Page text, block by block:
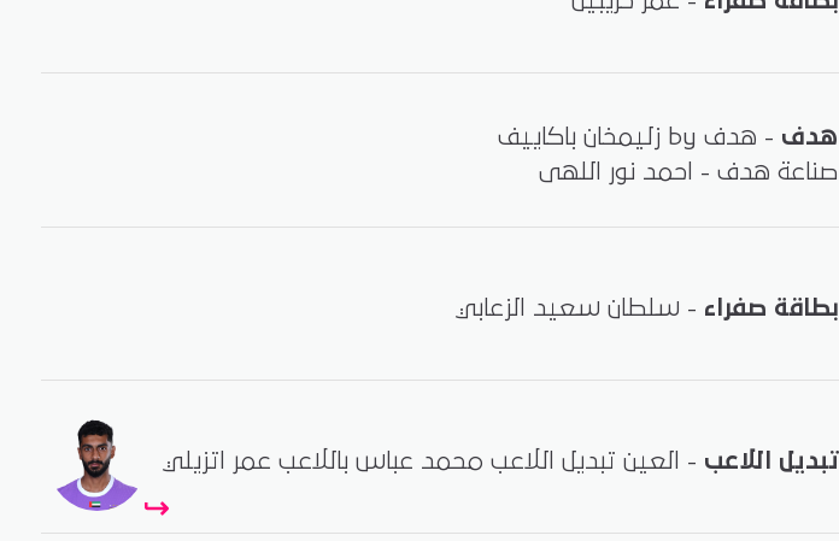
هدف - هدف by زليمخان باكاييف
صناعة هدف - احمد نور اللهى
بطاقة صفراء - سلطان سعيد الزعابي
تبديل اللاعب - العين تبديل اللاعب محمد عباس باللاعب عمر اتزيلي